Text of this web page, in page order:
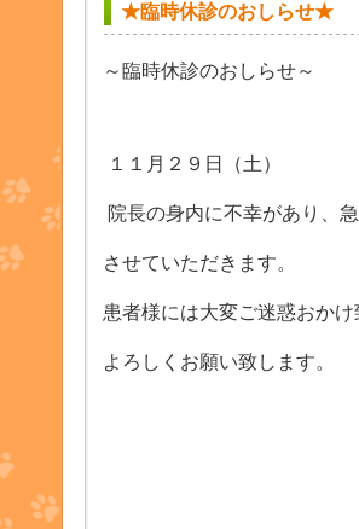
★臨時休診のおしらせ★
～臨時休診のおしらせ～
１１月２９日（土）
院長の身内に不幸があり、
させていただきます。
患者様には大変ご迷惑おか
よろしくお願い致します。